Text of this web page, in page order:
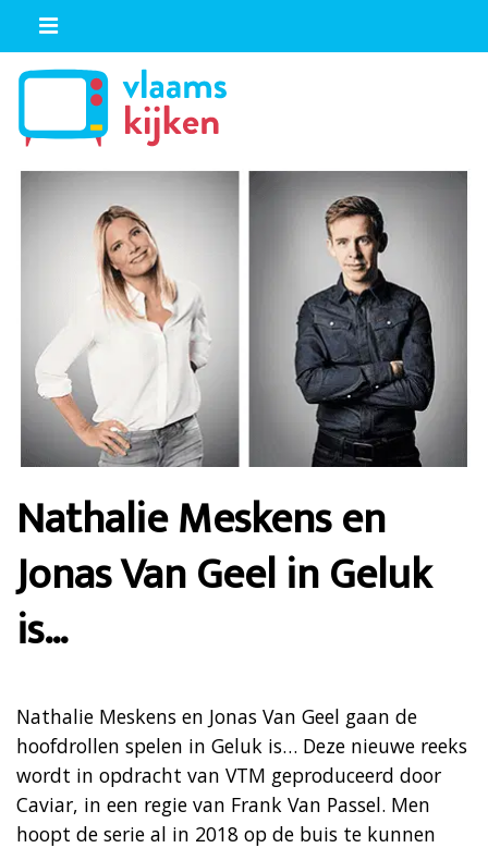
Nathalie Meskens en
Jonas Van Geel in Geluk
is…
Nathalie Meskens en Jonas Van Geel gaan de
hoofdrollen spelen in Geluk is… Deze nieuwe reeks
wordt in opdracht van VTM geproduceerd door
Caviar, in een regie van Frank Van Passel. Men
hoopt de serie al in 2018 op de buis te kunnen